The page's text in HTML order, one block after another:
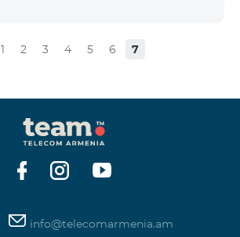
մնացորդը չի զրոյանում
1 2 3 4 5 6 7
info@telecomarmenia.am